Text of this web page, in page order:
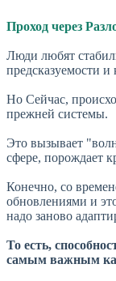
Проход через
Люди любят
предсказуемости и
Но Сейчас,
прежней системы.
Это вызывает
сфере, порождает
Конечно, со
обновлениями и
надо заново
То есть,
самым важным